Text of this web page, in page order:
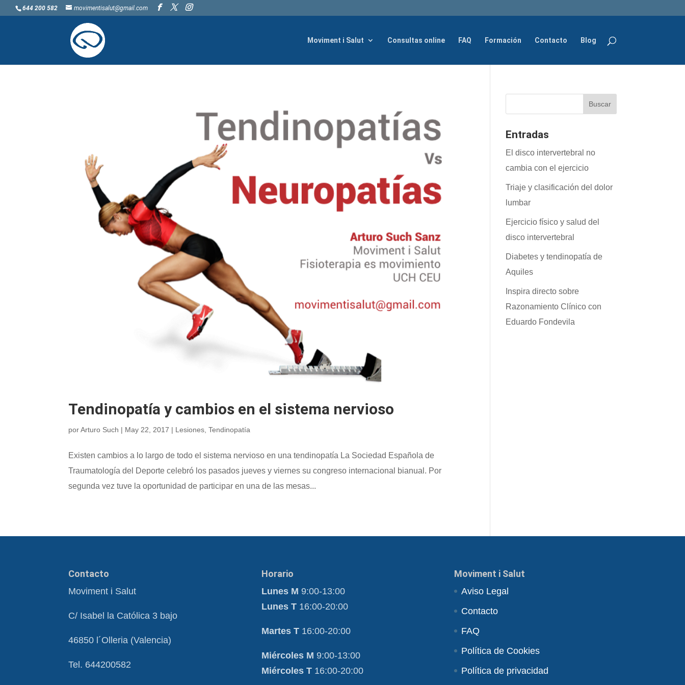
644 200 582 movimentisalut@gmail.com
Moviment i Salut Consultas online FAQ Formación Contacto Blog
Tendinopatía y cambios en el sistema nervioso
porArturo Such | May 22, 2017 | Lesiones,Tendinopatía
Existen cambios a lo largo de todo el sistema nervioso en una tendinopatía La Sociedad Española de
Traumatología del Deporte celebró los pasados jueves y viernes su congreso internacional bianual. Por
segunda vez tuve la oportunidad de participar en una de las mesas...
Entradas
El disco intervertebral no
cambia con el ejercicio
Triaje y clasificación del dolor
lumbar
Ejercicio físico y salud del
disco intervertebral
Diabetes y tendinopatía de
Aquiles
Inspira directo sobre
Razonamiento Clínico con
Eduardo Fondevila
Contacto
Moviment i Salut
C/ Isabel la Católica 3 bajo
46850 l´Olleria (Valencia)
Tel. 644200582
Horario
Lunes M 9:00-13:00
Lunes T 16:00-20:00
Martes T 16:00-20:00
Miércoles M 9:00-13:00
Miércoles T16:00-20:00
Moviment i Salut
Aviso Legal
Contacto
FAQ
Política de Cookies
Política de privacidad